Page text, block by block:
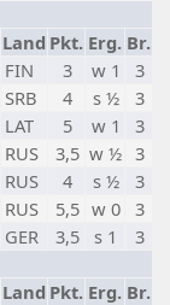
Land Pkt. Erg. Br.
FIN 3 w 1
3
SRB 4 s ½
3
LAT 5 w 1
3
RUS 3,5 w ½ 3
RUS 4 s ½
3
RUS 5,5 w 0
3
GER 3,5 s 1
3
Land Pkt. Erg. Br.